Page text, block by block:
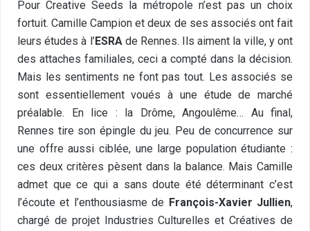
Pour Creative Seeds la métropole n’est pas un choix
fortuit. Camille Campion et deux de ses associés ont fait
leurs études à l’ESRAde Rennes. Ils aiment la ville, y ont
des attaches familiales, ceci a compté dans la décision.
Mais les sentiments ne font pas tout. Les associés se
sont essentiellement voués à une étude de marché
préalable. En lice : la Drôme, Angoulême… Au final,
Rennes tire son épingle du jeu. Peu de concurrence sur
une offre aussi ciblée, une large population étudiante :
ces deux critères pèsent dans la balance. Mais Camille
admet que ce qui a sans doute été déterminant c’est
l’écoute et l’enthousiasme de François-Xavier Jullien,
chargé de projet Industries Culturelles et Créatives de